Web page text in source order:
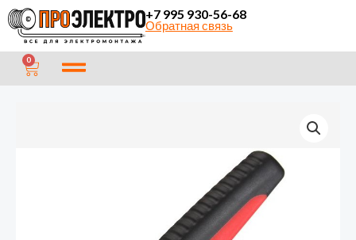
Перейти
содержимому
+7 995 930-56-68
Обратная связь
0 CART